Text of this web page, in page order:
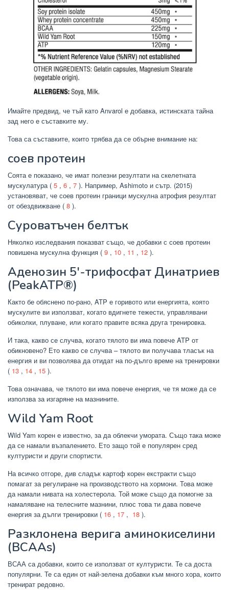
Имайте предвид, че тъй като Anvarol е добавка, истинската тайна
зад него е съставките му.
Това са съставките, които трябва да се обърне внимание на:
соев протеин
Соята е показано, че имат полезни резултати на скелетната
мускулатура ( 5 , 6 , 7 ). Например, Ashimoto и сътр. (2015)
установяват, че соев протеин граници мускулна атрофия резултат
от обездвижване ( 8 ).
Суроватъчен белтък
Няколко изследвания показват също, че добавки с соев протеин
повишена мускулна функция ( 9 , 10 , 11 , 12 ).
Аденозин 5′-трифосфат Динатриев
(PeakATP®)
Както бе обяснено по-рано, ATP е горивото или енергията, която
мускулите ви използват, когато вдигнете тежести, управлявани
обиколки, плуване, или когато правите всяка друга тренировка.
И така, какво се случва, когато тялото ви има повече ATP от
обикновено? Ето какво се случва – тялото ви получава тласък на
енергия и ви позволява да отидат на по-дълго време на тренировки
( 13 , 14 , 15 ).
Това означава, че тялото ви има повече енергия, че тя може да се
използва за изгаряне на мазнините.
Wild Yam Root
Wild Yam корен е известно, за да облекчи умората. Също така може
да се намали възпалението. Ето защо той е популярен сред
културисти и други спортисти.
На всичко отгоре, див сладък картоф корен екстракти също
помагат за регулиране на производството на хормони. Това може
да намали нивата на холестерола. Той може също да помогне за
намаляване на телесните мазнини, плюс това ти дава повече
енергия за дълги тренировки ( 16 , 17 , 18 ).
Разклонена верига аминокиселини
(BCAAs)
ВСАА са добавки, които се използват от културисти. Те са доста
популярни. Те са един от най-зелена добавки към много хора, които
тренират редовно.